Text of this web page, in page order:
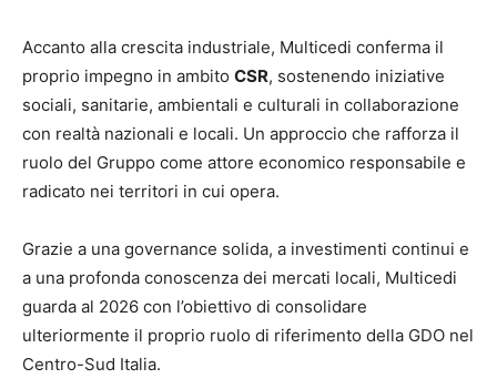
Accanto alla crescita industriale, Multicedi conferma il
proprio impegno in ambito CSR, sostenendo iniziative
sociali, sanitarie, ambientali e culturali in collaborazione
con realtà nazionali e locali. Un approccio che rafforza il
ruolo del Gruppo come attore economico responsabile e
radicato nei territori in cui opera.
Grazie a una governance solida, a investimenti continui e
a una profonda conoscenza dei mercati locali, Multicedi
guarda al 2026 con l’obiettivo di consolidare
ulteriormente il proprio ruolo di riferimento della GDO nel
Centro-Sud Italia.